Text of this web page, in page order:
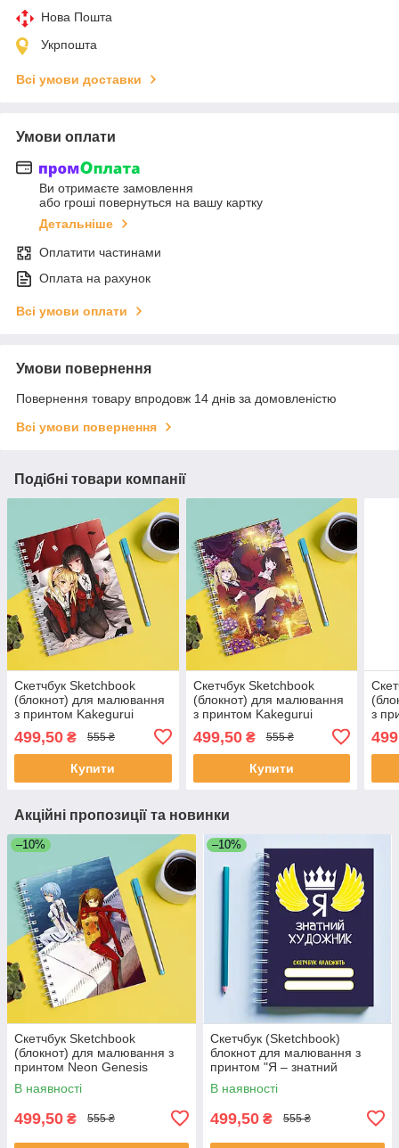
Нова Пошта
Укрпошта
Всі умови доставки
Умови оплати
Ви отримаєте замовлення
або гроші повернуться на вашу картку
Детальніше
Оплатити частинами
Оплата на рахунок
Всі умови оплати
Умови повернення
Повернення товару впродовж 14 днів за домовленістю
Всі умови повернення
Подібні товари компанії
Скетчбук Sketchbook
(блокнот) для малювання
з принтом Kakegurui
Шалений азарт 7
499,50 ₴ 555 ₴
Купити
Скетчбук Sketchbook
(блокнот) для малювання
з принтом Kakegurui
Шалений азарт 8
499,50₴ 555 ₴
Купити
з
Акційні пропозиції та новинки
–10%
Скетчбук Sketchbook
(блокнот) для малювання з
принтом Neon Genesis
Evangelion Євангеліон нового
покоління EVA Єва 6
В наявності
499,50 ₴ 555 ₴
–10%
Скетчбук (Sketchbook)
блокнот для малювання з
принтом "Я – знатний
художник"
В наявності
499,50 ₴ 555 ₴